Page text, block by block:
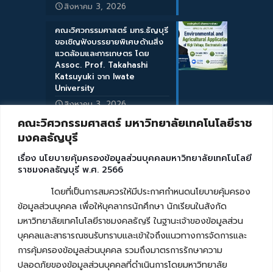
คณะวิศวกรรมศาสตร์ มหาวิทยาลัยเทคโนโลยีราช
มงคลธัญบุรี
เรื่อง นโยบายคุ้มครองข้อมูลส่วนบุคคลมหาวิทยาลัยเทคโนโลยี
ราชมงคลธัญบุรี พ.ศ. 2566
โดยที่เป็นการสมควรให้มีประกาศกำหนดนโยบายคุ้มครอง
ข้อมูลส่วนบุคคล เพื่อให้บุคลากรนักศึกษา นักเรียนในสังกัด
มหาวิทยาลัยเทคโนโลยีราชมงคลธัญรี ในฐานะเจ้าของข้อมูลส่วน
บุคคลและสาธารณชนรับทราบและเข้าใจถึงแนวทางการจัดการและ
การคุ้มครองข้อมูลส่วนบุคคล รวมถึงมาตรการรักษาความ
ปลอดภัยของข้อมูลส่วนบุคคลที่ดำเนินการโดยมหาวิทยาลัย
สิงหาคม 3, 2026
คณะวิศวกรรมศาสตร์ มทร.ธัญบุรี
ขอเชิญฟังบรรยายพิเศษด้านสิ่ง
แวดล้อมและการเกษตร โดย
Assoc. Prof. Takahashi
Katsuyuki จาก Iwate
University
สิงหาคม 3, 2026